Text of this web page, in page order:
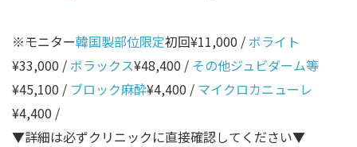
唇
口角
顎
首
年代から探す
10代
30代
※モニター韓国製部位限定初回¥11,000 / ボライト
¥33,000 / ボラックス¥48,400 / その他ジュビダーム等
¥45,100 / ブロック麻酔¥4,400 / マイクロカニューレ
¥4,400 /
▼詳細は必ずクリニックに直接確認してください▼